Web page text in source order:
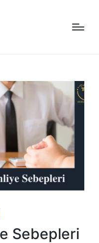
Sebepleri